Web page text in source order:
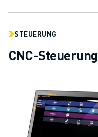
STEUERUNG
CNC-Steuerung